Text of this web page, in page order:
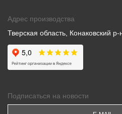
Адрес производства
Тверская область, Конаковский
Подписаться на новости